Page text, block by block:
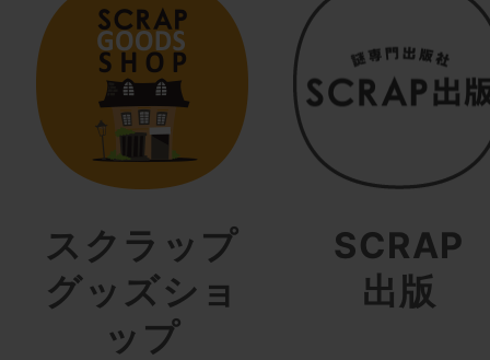
スクラップ
グッズショ
ップ
SCRAP
出版